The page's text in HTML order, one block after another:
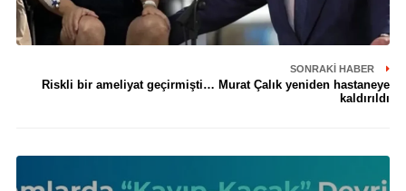
SONRAKI HABER
Riskli bir ameliyat geçirmişti… Murat Çalık yeniden hastaneye
kaldırıldı